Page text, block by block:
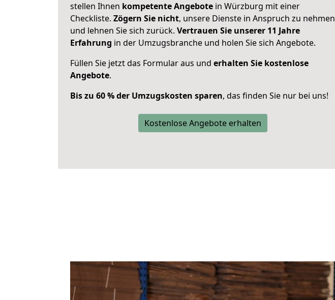
stellen Ihnen kompetente Angebote in Würzburg mit einer
Checkliste. Zögern Sie nicht, unsere Dienste in Anspruch zu nehmen
und lehnen Sie sich zurück. Vertrauen Sie unserer 11 Jahre
Erfahrung in der Umzugsbranche und holen Sie sich Angebote.
Füllen Sie jetzt das Formular aus und erhalten Sie kostenlose
Angebote.
Bis zu 60 % der Umzugskosten sparen, das finden Sie nur bei uns!
Kostenlose Angebote erhalten